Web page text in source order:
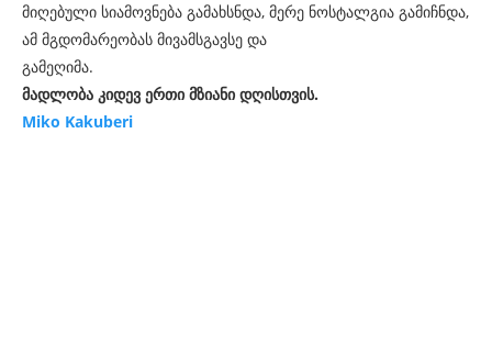
მიღებული სიამოვნება გამახსნდა, მერე ნოსტალგია გამიჩნდა,
ამ მგდომარეობას მივამსგავსე და
მადლობა კიდევ ერთი მზიანი დღისთვის.
Miko Kakuberi